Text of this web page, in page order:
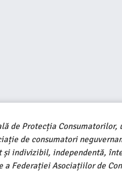
de Protecția
de consumatori
indivizibil, independentă,
Federației Asociațiilor de